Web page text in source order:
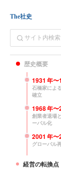
The社史
歴史概要
1931 年〜
石橋家によ
確立
1968年〜
創業者退場
ーバル化
2001 年〜
グローバル
経営の転換点